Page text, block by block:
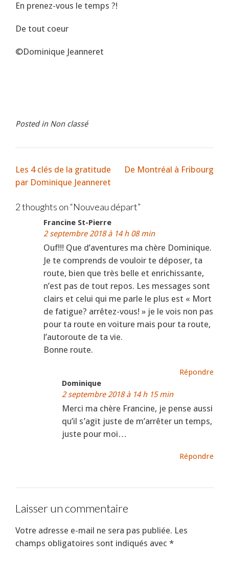
En prenez-vous le temps ?!
De tout coeur
©Dominique Jeanneret
Posted in Non classé
Les 4 clés de la gratitude
par Dominique Jeanneret
De Montréal à Fribourg
2 thoughts on “Nouveau départ”
Francine St-Pierre
2 septembre 2018 à 14 h 08 min
Ouf!!! Que d’aventures ma chère Dominique.
Je te comprends de vouloir te déposer, ta
route, bien que très belle et enrichissante,
n’est pas de tout repos. Les messages sont
clairs et celui qui me parle le plus est « Mort
de fatigue? arrêtez-vous! » je le vois non pas
pour ta route en voiture mais pour ta route,
l’autoroute de ta vie.
Bonne route.
Répondre
Dominique
2 septembre 2018 à 14 h 15 min
Merci ma chère Francine, je pense aussi
qu’il s’agit juste de m’arrêter un temps,
juste pour moi…
Répondre
Laisser un commentaire
Votre adresse e-mail ne sera pas publiée. Les
champs obligatoires sont indiqués avec *